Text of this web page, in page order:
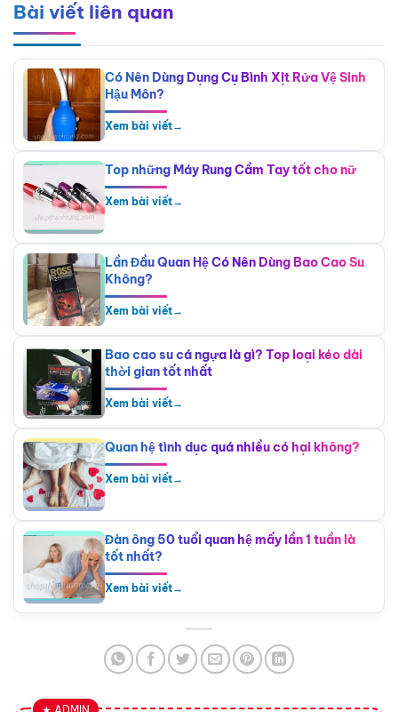
Bài viết liên quan
Có Nên Dùng Dụng Cụ Bình Xịt Rửa Vệ Sinh
Hậu Môn?
Xem bài viết→
Top những Máy Rung Cầm Tay tốt cho nữ
Xem bài viết→
Lần Đầu Quan Hệ Có Nên Dùng Bao Cao Su
Không?
Xem bài viết→
Bao cao su cá ngựa là gì? Top loại kéo dài
thời gian tốt nhất
Xem bài viết→
Quan hệ tình dục quá nhiều có hại không?
Xem bài viết→
Đàn ông 50 tuổi quan hệ mấy lần 1 tuần là
tốt nhất?
Xem bài viết→